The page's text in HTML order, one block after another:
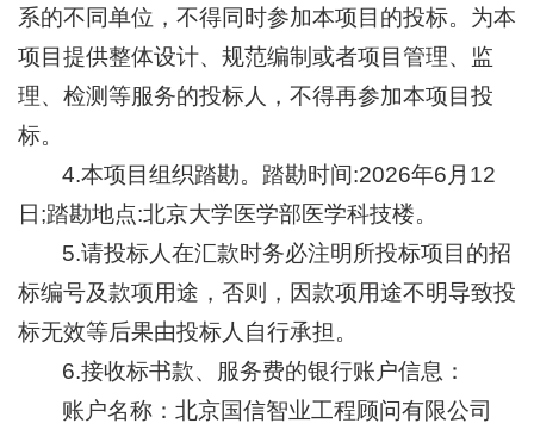
系的不同单位，不得同时参加本项目的投标。为本
项目提供整体设计、规范编制或者项目管理、监
理、检测等服务的投标人，不得再参加本项目投
标。
4.本项目组织踏勘。踏勘时间:2026年6月12
日;踏勘地点:北京大学医学部医学科技楼。
5.请投标人在汇款时务必注明所投标项目的招
标编号及款项用途，否则，因款项用途不明导致投
标无效等后果由投标人自行承担。
6.接收标书款、服务费的银行账户信息：
账户名称：北京国信智业工程顾问有限公司